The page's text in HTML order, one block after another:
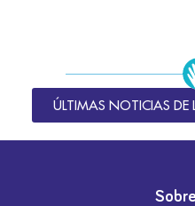
ÚLTIMAS NOTICIAS DE